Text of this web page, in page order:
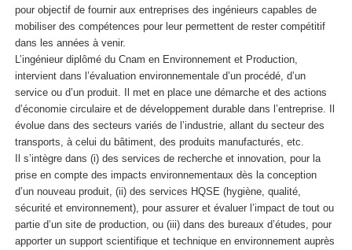
pour objectif de fournir aux entreprises des ingénieurs capables de
mobiliser des compétences pour leur permettent de rester compétitif
dans les années à venir.
L’ingénieur diplômé du Cnam en Environnement et Production,
intervient dans l’évaluation environnementale d’un procédé, d’un
service ou d’un produit. Il met en place une démarche et des actions
d’économie circulaire et de développement durable dans l’entreprise. Il
évolue dans des secteurs variés de l’industrie, allant du secteur des
transports, à celui du bâtiment, des produits manufacturés, etc.
Il s’intègre dans (i) des services de recherche et innovation, pour la
prise en compte des impacts environnementaux dès la conception
d’un nouveau produit, (ii) des services HQSE (hygiène, qualité,
sécurité et environnement), pour assurer et évaluer l’impact de tout ou
partie d’un site de production, ou (iii) dans des bureaux d’études, pour
apporter un support scientifique et technique en environnement auprès